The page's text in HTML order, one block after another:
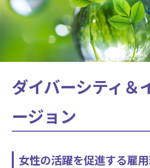
ダイバーシティ＆
ージョン
女性の活躍を促進する雇